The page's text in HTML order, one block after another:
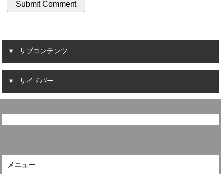
サブコンテンツ
サイドバー
メニュー